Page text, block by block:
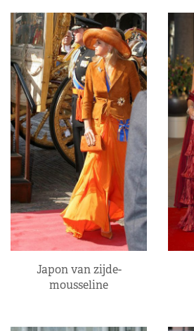
Japon van zijde-
mousseline